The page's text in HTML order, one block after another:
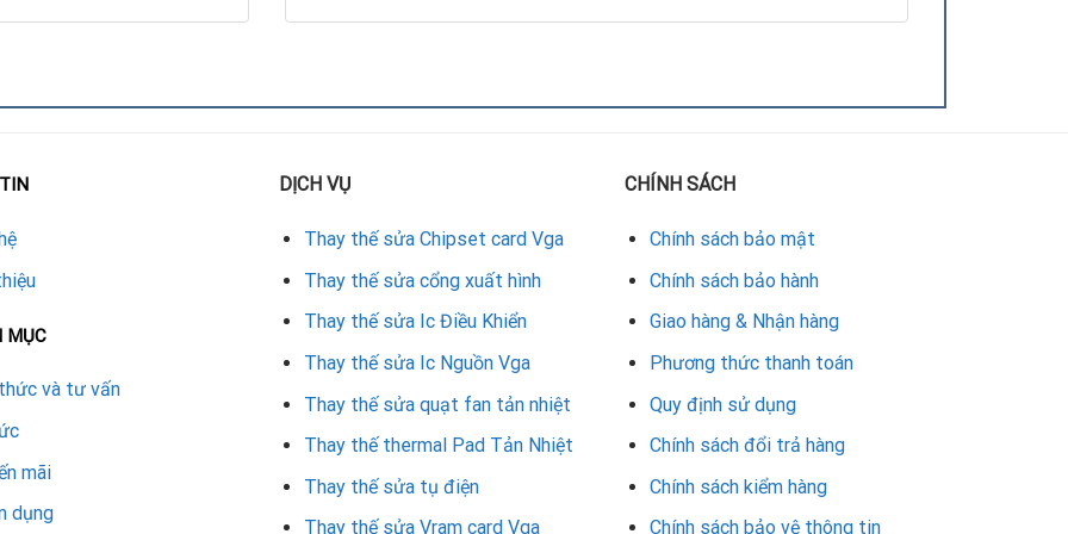
để khách hàng yên tâm sử dụng lâu dài.
730?
hình ảnh.
chảy dịch.
có cấu hình thấp đến trung bình.
nhanh chóng mang card của mình đến Repair Card Vga để được hỗ trợ kịp thời. Đây là giải pháp tiết kiệm chi
sửa chữa và thay thế tụ điện cho nhiều dòng card, trong đó có GeForce 730. Khách hàng có thể hoàn toàn yên
nhanh chóng. Đặc biệt, nếu bạn đang cầnsửa card màn hình tại Đà Nẵng
, Repair Card Vga chính là địa chỉ
MỤC
và tư vấn
mãi
dụng
DỊCH VỤ
Thay thế sửa Chipset card Vga
Thay thế sửa cổng xuất hình
Thay thế sửa Ic Điều Khiển
Thay thế sửa Ic Nguồn Vga
Thay thế sửa quạt fan tản nhiệt
Thay thế thermal Pad Tản Nhiệt
Thay thế sửa tụ điện
Thay thế sửa Vram card Vga
CHÍNH SÁCH
Chính sách bảo mật
Chính sách bảo hành
Giao hàng & Nhận hàng
Phương thức thanh toán
Quy định sử dụng
Chính sách đổi trả hàng
Chính sách kiểm hàng
Chính sách bảo vệ thông tin